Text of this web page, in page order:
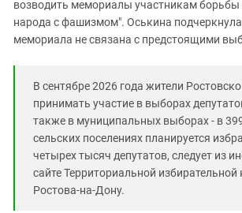
возводить мемориалы участникам борьбы
народа с фашизмом". Оськина
мемориала не связана с предстоящими
В сентябре 2026 года жители
принимать участие в выборах
также в муниципальных выборах - в
сельских поселениях планируется
четырех тысяч депутатов, следует из
сайте Территориальной избирательной
Ростова-на-Дону.